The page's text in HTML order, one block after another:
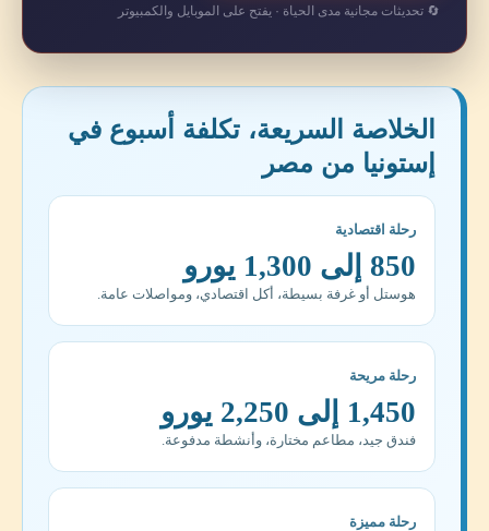
🔄 تحديثات مجانية مدى الحياة · يفتح على الموبايل والكمبيوتر
الخلاصة السريعة، تكلفة أسبوع في
إستونيا من مصر
رحلة اقتصادية
850 إلى 1,300 يورو
هوستل أو غرفة بسيطة، أكل اقتصادي، ومواصلات عامة.
رحلة مريحة
1,450 إلى 2,250 يورو
فندق جيد، مطاعم مختارة، وأنشطة مدفوعة.
رحلة مميزة